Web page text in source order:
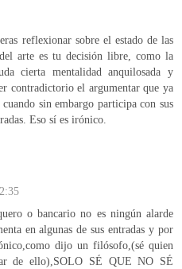
reflexionar sobre el estado de las
arte es tu decisión libre, como la
cierta mentalidad anquilosada y
contradictorio el argumentar que ya
sin embargo participa con sus
Eso sí es irónico.
o bancario no es ningún alarde
en algunas de sus entradas y por
dijo un filósofo,(sé quien
de ello),SOLO SÉ QUE NO SÉ